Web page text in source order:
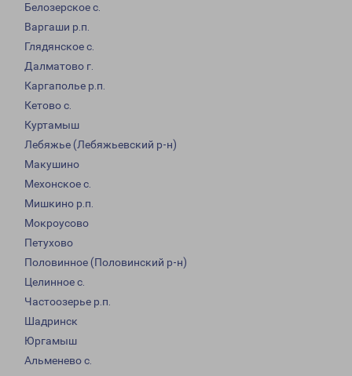
Белозерское с.
Варгаши р.п.
Глядянское с.
Далматово г.
Каргаполье р.п.
Кетово с.
Куртамыш
Лебяжье (Лебяжьевский р-н)
Макушино
Мехонское с.
Мишкино р.п.
Мокроусово
Петухово
Половинное (Половинский р-н)
Целинное с.
Частоозерье р.п.
Шадринск
Юргамыш
Альменево с.